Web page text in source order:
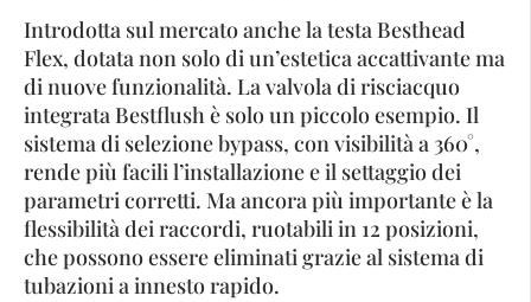
Introdotta sul mercato anche la testa Besthead
Flex, dotata non solo di un’estetica accattivante ma
di nuove funzionalità. La valvola di risciacquo
integrata Bestflush è solo un piccolo esempio. Il
sistema di selezione bypass, con visibilità a 360°,
rende più facili l’installazione e il settaggio dei
parametri corretti. Ma ancora più importante è la
flessibilità dei raccordi, ruotabili in 12 posizioni,
che possono essere eliminati grazie al sistema di
tubazioni a innesto rapido.